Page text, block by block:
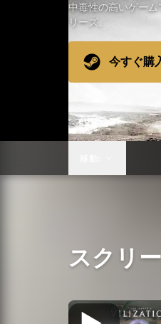
中毒性の高いゲー
リーズ。
今すぐ購
スクリ